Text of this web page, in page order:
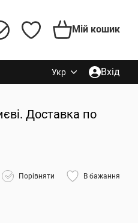
Мій кошик
Укр Вхід
Доставка по
Порівняти В бажання